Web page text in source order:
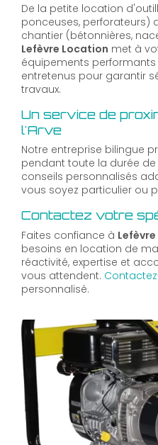
De la petite location
ponceuses, perforateurs)
chantier (bétonnières,
Lefèvre Location met à
équipements
entretenus pour garantir
travaux.
Un service de
l'Arve
Notre entreprise bilingue
pendant toute la durée
conseils personnalisés
vous soyez particulier ou
Contactez votre
Faites confiance à
besoins en location de
réactivité, expertise et
vous attendent.
personnalisé.